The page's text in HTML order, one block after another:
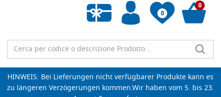
0
Wunschliste leeren
0
HINWEIS: Bei Lieferungen nicht verfügbarer Produkte kann es
zu längeren Verzögerungen kommen.Wir haben vom 5. bis 23.